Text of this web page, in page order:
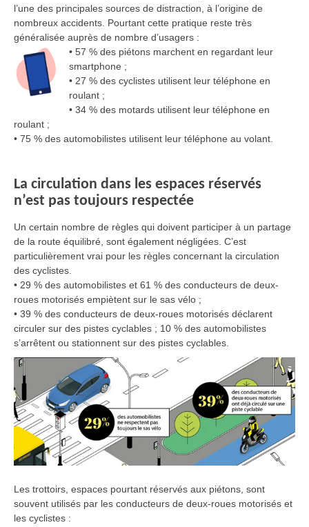
l’une des principales sources de distraction, à l’origine de
nombreux accidents. Pourtant cette pratique reste très
généralisée auprès de nombre d’usagers :
• 57 % des piétons marchent en regardant leur
smartphone ;
• 27 % des cyclistes utilisent leur téléphone en
roulant ;
• 34 % des motards utilisent leur téléphone en
roulant ;
• 75 % des automobilistes utilisent leur téléphone au volant.
La circulation dans les espaces réservés
n’est pas toujours respectée
Un certain nombre de règles qui doivent participer à un partage
de la route équilibré, sont également négligées. C’est
particulièrement vrai pour les règles concernant la circulation
des cyclistes.
• 29 % des automobilistes et 61 % des conducteurs de deux-
roues motorisés empiètent sur le sas vélo ;
• 39 % des conducteurs de deux-roues motorisés déclarent
circuler sur des pistes cyclables ; 10 % des automobilistes
s’arrêtent ou stationnent sur des pistes cyclables.
Les trottoirs, espaces pourtant réservés aux piétons, sont
souvent utilisés par les conducteurs de deux-roues motorisés et
les cyclistes :